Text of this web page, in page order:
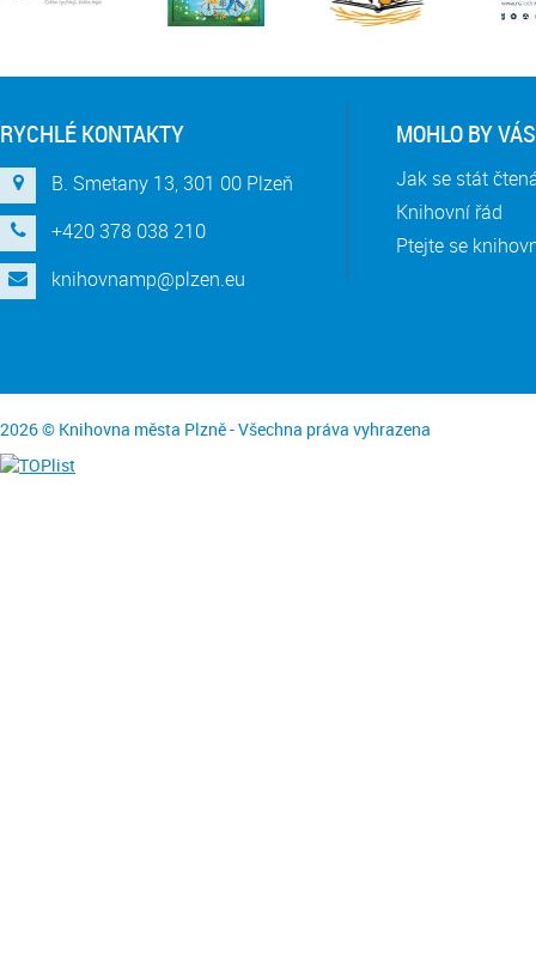
RYCHLÉ KONTAKTY
B. Smetany 13, 301 00 Plzeň
+420 378 038 210
knihovnamp@plzen.eu
MOHLO BY
Jak se stát
Knihovní řád
Ptejte se
2026 © Knihovna města Plzně - Všechna práva vyhrazena